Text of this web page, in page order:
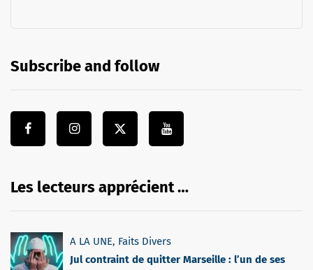
Subscribe and follow
Les lecteurs apprécient …
A LA UNE, Faits Divers
Jul contraint de quitter Marseille : l’un de ses